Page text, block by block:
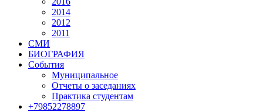
2014
2012
2011
СМИ
БИОГРАФИЯ
События
Муниципальное
Отчеты о заседаниях
Практика студентам
+79852278897